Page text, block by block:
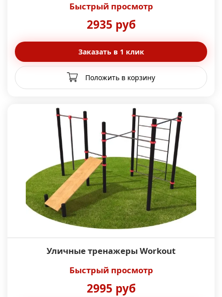
Быстрый просмотр
2935 руб
Заказать в 1 клик
Положить в корзину
Уличные тренажеры Workout
Быстрый просмотр
2995 руб